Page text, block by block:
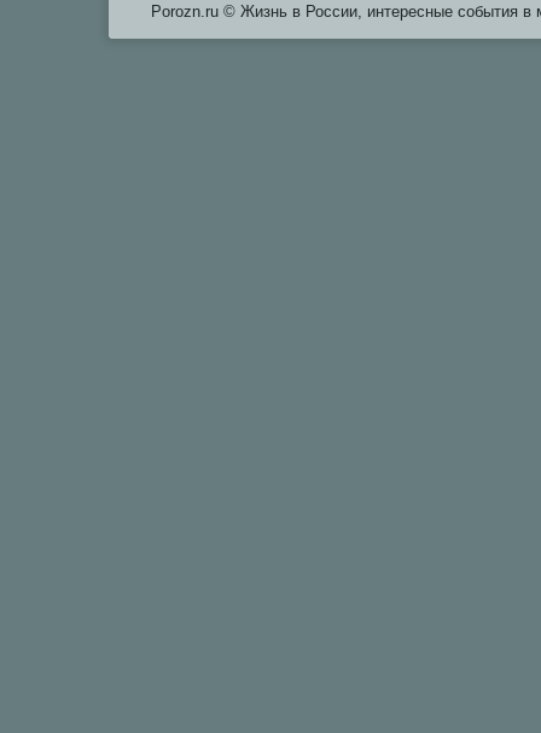
Porozn.ru © Жизнь в России, интересные события в